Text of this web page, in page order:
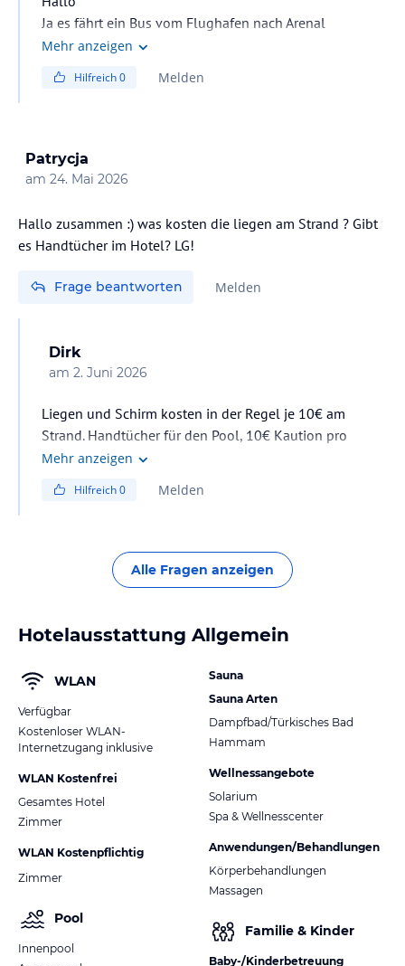
Ja es fährt ein Bus vom Flughafen nach Arenal
Steht vorne drauf
paar Minuten zu Fuß laufen
Mehr anzeigen
Hilfreich0 Melden
Patrycja
am 24. Mai 2026
Hallo zusammen :) was kosten die liegen am Strand ? Gibt
es Handtücher im Hotel? LG!
Frage beantworten Melden
Dirk
am 2. Juni 2026
Liegen und Schirm kosten in der Regel je 10€ am
Strand. Handtücher für den Pool, 10€ Kaution pro
Handtuch.
Mehr anzeigen
Hilfreich0 Melden
Alle Fragen anzeigen
Hotelausstattung Allgemein
WLAN
Verfügbar
Kostenloser WLAN-
Internetzugang inklusive
WLAN Kostenfrei
Gesamtes Hotel
Zimmer
WLAN Kostenpflichtig
Zimmer
Pool
Innenpool
Sauna
Sauna Arten
Dampfbad/Türkisches Bad
Hammam
Wellnessangebote
Solarium
Spa & Wellnesscenter
Anwendungen/Behandlungen
Körperbehandlungen
Massagen
Familie & Kinder
Baby-/Kinderbetreuung